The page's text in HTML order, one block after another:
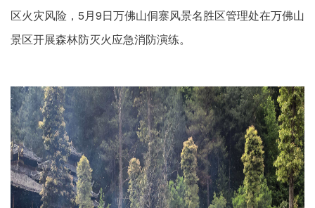
区火灾风险，5月9日万佛山侗寨风景名胜区管理处在万佛山
景区开展森林防灭火应急消防演练。